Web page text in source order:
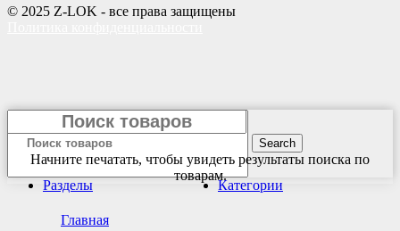
© 2025 Z-LOK - все права защищены
Начните печатать, чтобы увидеть результаты поиска по
товарам.
Search
Разделы Категории
Главная